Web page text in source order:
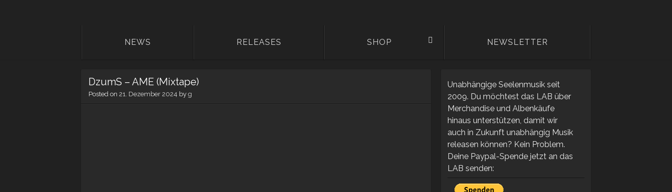
NEWS RELEASES SHOP NEWSLETTER
DzumS – AME (Mixtape)
Posted on 21. Dezember 2024 by g
Unabhängige Seelenmusik seit
2009. Du möchtest das LAB über
Merchandise und Albenkäufe
hinaus unterstützen, damit wir
auch in Zukunft unabhängig Musik
releasen können? Kein Problem.
Deine Paypal-Spende jetzt an das
LAB senden: